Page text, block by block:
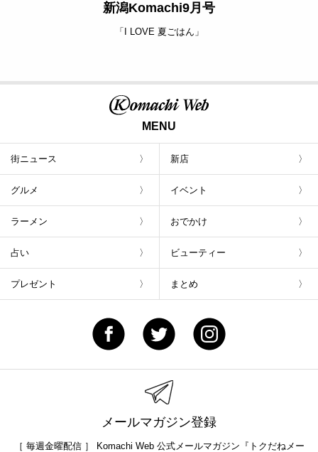
新潟Komachi9月号
「I LOVE 夏ごはん」
MENU
街ニュース 新店
グルメ イベント
ラーメン おでかけ
占い ビューティー
プレゼント まとめ
メールマガジン登録
［ 毎週金曜配信 ］ Komachi Web 公式メールマガジン『トクだねメー